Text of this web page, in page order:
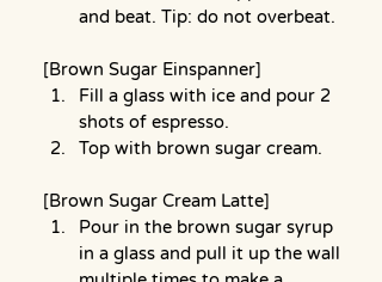
and beat. Tip: do not overbeat.
[Brown Sugar Einspanner]
Fill a glass with ice and pour 2
shots of espresso.
Top with brown sugar cream.
[Brown Sugar Cream Latte]
Pour in the brown sugar syrup
in a glass and pull it up the wall